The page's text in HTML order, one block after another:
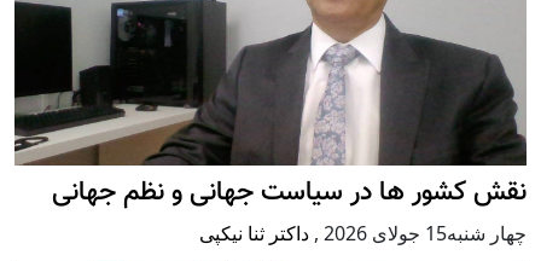
نقش کشور ها در سیاست جهانی و نظم جهانی
چهار شنبه15 جولای 2026 , داکتر ثنا نیکپی